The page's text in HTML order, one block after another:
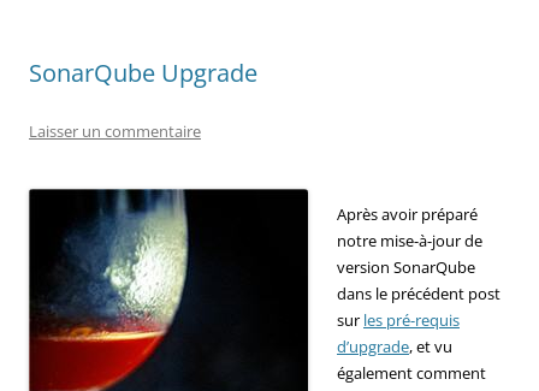
SonarQube Upgrade
Laisser un commentaire
Après avoir préparé
notre mise-à-jour de
version SonarQube
dans le précédent post
sur les pré-requis
d’upgrade, et vu
également comment